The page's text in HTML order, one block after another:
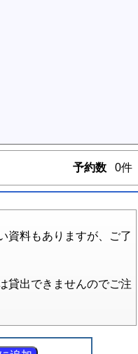
予約数 0件
資料もありますが、ご了
貸出できませんのでご注